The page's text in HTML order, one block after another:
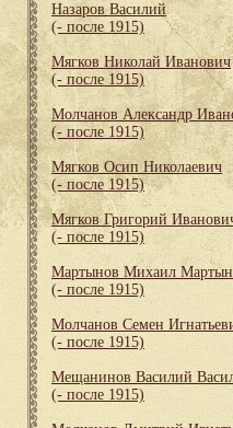
Назаров Василий
(- после 1915)
Мягков Николай Иванович
(- после 1915)
Молчанов Александр
(- после 1915)
Мягков Осип Николаевич
(- после 1915)
Мягков Григорий
(- после 1915)
Мартынов Михаил
(- после 1915)
Молчанов Семен
(- после 1915)
Мещанинов Василий
(- после 1915)